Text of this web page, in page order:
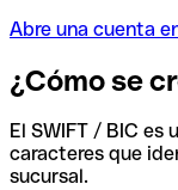
Abre una cuenta
¿Cómo se
El SWIFT / BIC es
caracteres que
sucursal.